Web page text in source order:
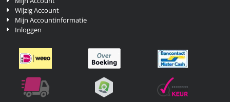
Wijzig Account
Mijn Accountinformatie
Inloggen